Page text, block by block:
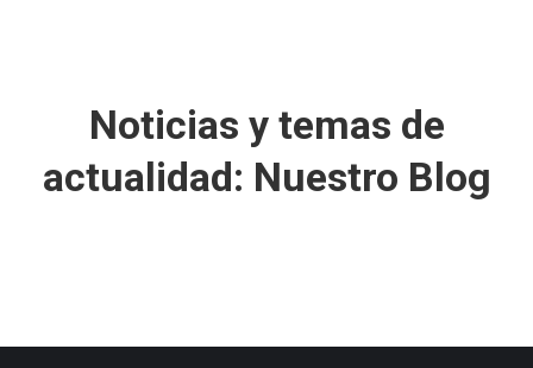
Noticias y temas de
actualidad: Nuestro Blog